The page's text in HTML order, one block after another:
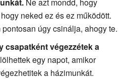
neked ez és ez működött.
úgy csinálja, ahogy te.
csapatként végezzétek a
egy napot, amikor
a házimunkát.